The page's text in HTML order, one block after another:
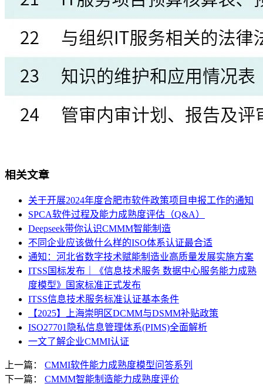
相关文章
关于开展2024年度合肥市软件政策项目申报工作的通知
SPCA软件过程及能力成熟度评估（Q&A）
Deepseek带你认识CMMM智能制造
不同企业应该做什么样的ISO体系认证最合适
通知：河北省数字技术赋能制造业高质量发展实施方案
ITSS国标发布｜《信息技术服务 数据中心服务能力成熟
度模型》国家标准正式发布
ITSS信息技术服务标准认证基本条件
【2025】上海崇明区DCMM与DSMM补贴政策
ISO27701隐私信息管理体系(PIMS)全面解析
一文了解企业CMMI认证
上一篇： CMMI软件能力成熟度模型问答系列
下一篇： CMMM智能制造能力成熟度评价